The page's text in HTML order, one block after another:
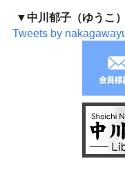
▼中川郁子（ゆうこ
Tweets by